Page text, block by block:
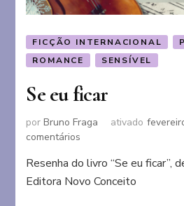
FICÇÃO INTERNACIONAL
ROMANCE
SENSÍVEL
Se eu ficar
porBruno Fraga ativado
comentários
eu
ficar
Resenha do livro “Se eu ficar”,
Editora Novo Conceito